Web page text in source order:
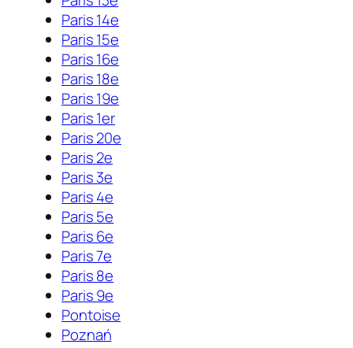
Paris 14e
Paris 15e
Paris 16e
Paris 18e
Paris 19e
Paris 1er
Paris 20e
Paris 2e
Paris 3e
Paris 4e
Paris 5e
Paris 6e
Paris 7e
Paris 8e
Paris 9e
Pontoise
Poznań